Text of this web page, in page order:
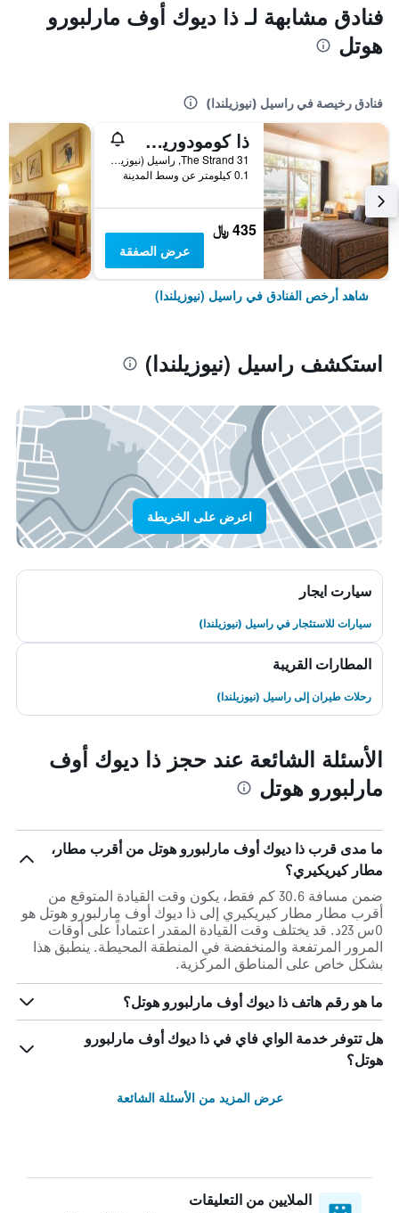
فنادق مشابهة لـ ذا ديوك أوف مارلبورو
هوتل
فنادق رخيصة في راسيل (نيوزيلندا)
ذا كومودوريس لودج
31 The Strand, راسيل (نيوزيلندا), نيوزيلندا
0.1 كيلومتر عن وسط المدينة
435 ﷼
عرض الصفقة
شاهد أرخص الفنادق في راسيل (نيوزيلندا)
استكشف راسيل (نيوزيلندا)
اعرض على الخريطة
سيارت ايجار
سيارات للاستئجار في راسيل (نيوزيلندا)
المطارات القريبة
رحلات طيران إلى راسيل (نيوزيلندا)
الأسئلة الشائعة عند حجز ذا ديوك أوف
مارلبورو هوتل
ما مدى قرب ذا ديوك أوف مارلبورو هوتل من أقرب مطار،
مطار كيريكيري؟
ضمن مسافة 30.6 كم فقط، يكون وقت القيادة المتوقع من
أقرب مطار مطار كيريكيري إلى ذا ديوك أوف مارلبورو هوتل هو
0س 23د. قد يختلف وقت القيادة المقدر اعتماداً على أوقات
المرور المرتفعة والمنخفضة في المنطقة المحيطة. ينطبق هذا
بشكل خاص على المناطق المركزية.
ما هو رقم هاتف ذا ديوك أوف مارلبورو هوتل؟
هل تتوفر خدمة الواي فاي في ذا ديوك أوف مارلبورو
هوتل؟
عرض المزيد من الأسئلة الشائعة
الملايين من التعليقات